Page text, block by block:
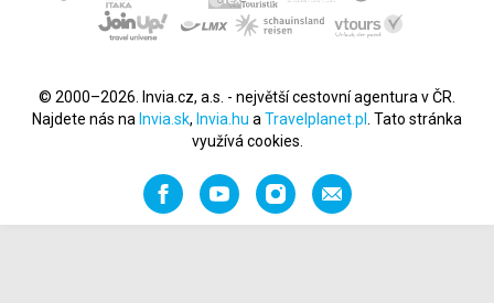
© 2000–2026. Invia.cz, a.s. - největší cestovní agentura v ČR.
Najdete nás na Invia.sk, Invia.hu a Travelplanet.pl
. Tato stránka
využívá cookies.
FacebookYouTubeInstagramNapište
nám